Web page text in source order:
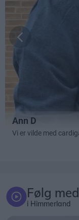
Følg med
i Himmerland